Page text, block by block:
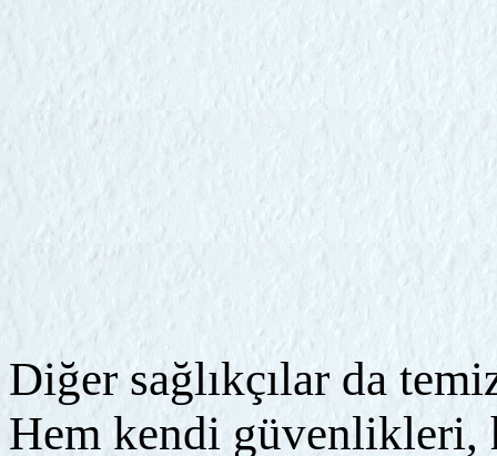
Diğer sağlıkçılar da
Hem kendi güvenlikleri,